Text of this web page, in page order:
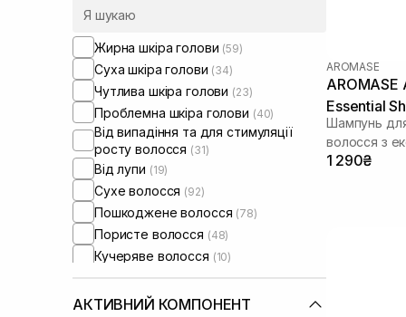
Жирна шкіра голови (59)
Суха шкіра голови (34)
Чутлива шкіра голови (23)
Проблемна шкіра голови (40)
Від випадіння та для стимуляції
росту волосся (31)
Від лупи (19)
Сухе волосся (92)
Пошкоджене волосся (78)
Пористе волосся (48)
Кучеряве волосся (10)
Фарбоване волосся(44)
Тонке волосся(76)
АКТИВНИЙ КОМПОНЕНТ
AROMASE
AROMASE
Essential
Шампунь
волосся з
1 290₴